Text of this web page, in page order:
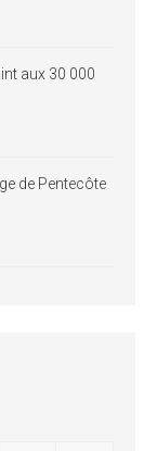
aux 30 000
de Pentecôte